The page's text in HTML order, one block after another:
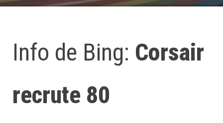
Info de Bing: Corsair
recrute 80